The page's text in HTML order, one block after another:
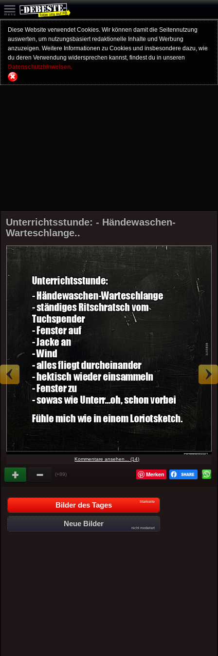
Diese Website verwendet Cookies. Wir können damit die Seitennutzung
auswerten, um nutzungsbasiert redaktionelle Inhalte und Werbung
anzuzeigen. Weitere Informationen zu Cookies und insbesondere dazu, wie
du deren Verwendung widersprechen kannst, findest du in unseren
Datenschutzhinweisen.
Unterrichtsstunde: - Händewaschen-
Warteschlange..
Kommentare ansehen... (14)
(+89) Merken
Bilder des Tages Startseite
Neue Bilder
nicht moderiert